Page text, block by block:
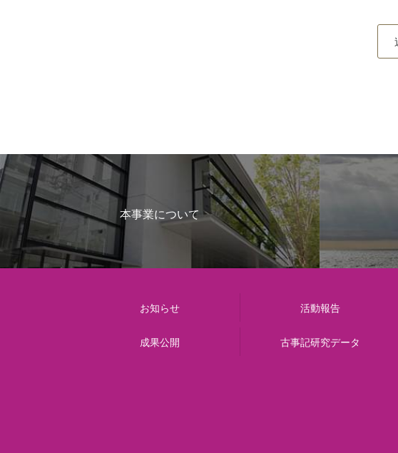
本事業について
お知らせ 活動報告
成果公開 古事記研究データ